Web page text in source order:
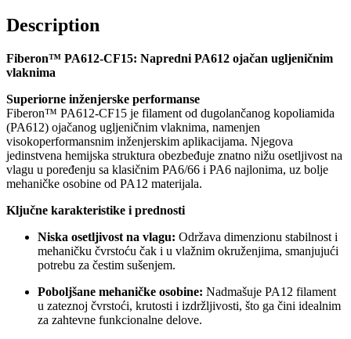
Description
Fiberon™ PA612-CF15: Napredni PA612 ojačan ugljeničnim
vlaknima
Superiorne inženjerske performanse
Fiberon™ PA612-CF15 je filament od dugolančanog kopoliamida
(PA612) ojačanog ugljeničnim vlaknima, namenjen
visokoperformansnim inženjerskim aplikacijama. Njegova
jedinstvena hemijska struktura obezbeđuje znatno nižu osetljivost na
vlagu u poređenju sa klasičnim PA6/66 i PA6 najlonima, uz bolje
mehaničke osobine od PA12 materijala.
Ključne karakteristike i prednosti
Niska osetljivost na vlagu: Održava dimenzionu stabilnost i
mehaničku čvrstoću čak i u vlažnim okruženjima, smanjujući
potrebu za čestim sušenjem.
Poboljšane mehaničke osobine: Nadmašuje PA12 filament
u zateznoj čvrstoći, krutosti i izdržljivosti, što ga čini idealnim
za zahtevne funkcionalne delove.